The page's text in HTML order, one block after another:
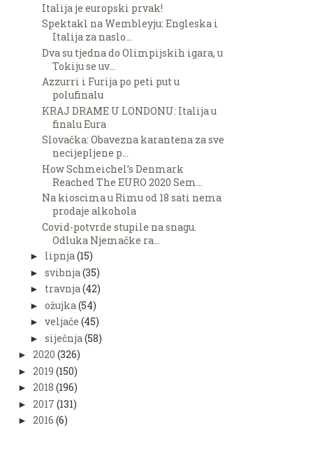
Italija je europski prvak!
Spektakl na Wembleyju: Engleska i
Italija za naslo...
Dva su tjedna do Olimpijskih igara, u
Tokiju se uv...
Azzurri i Furija po peti put u
polufinalu
KRAJ DRAME U LONDONU: Italija u
finalu Eura
Slovačka: Obavezna karantena za sve
necijepljene p...
How Schmeichel’s Denmark
Reached The EURO 2020 Sem...
Na kioscima u Rimu od 18 sati nema
prodaje alkohola
Covid-potvrde stupile na snagu.
Odluka Njemačke ra...
► lipnja(15)
► svibnja (35)
► travnja(42)
► ožujka (54)
► veljače (45)
► siječnja (58)
► 2020 (326)
► 2019 (150)
► 2018 (196)
► 2017 (131)
► 2016 (6)